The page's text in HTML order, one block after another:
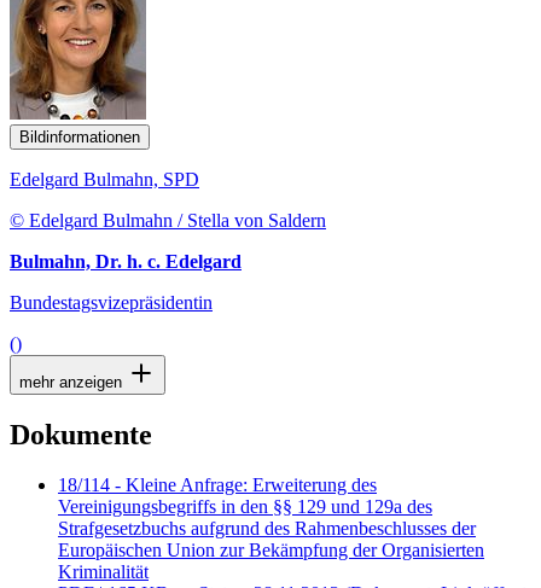
Bildinformationen
Edelgard Bulmahn, SPD
© Edelgard Bulmahn / Stella von Saldern
Bulmahn, Dr. h. c. Edelgard
Bundestagsvizepräsidentin
()
mehr anzeigen
Dokumente
18/114 - Kleine Anfrage: Erweiterung des
Vereinigungsbegriffs in den §§ 129 und 129a des
Strafgesetzbuchs aufgrund des Rahmenbeschlusses der
Europäischen Union zur Bekämpfung der Organisierten
Kriminalität